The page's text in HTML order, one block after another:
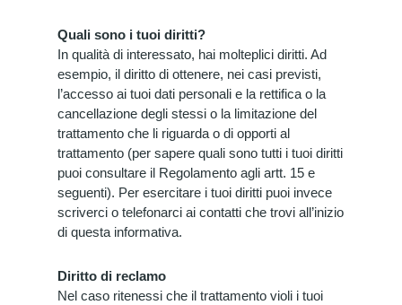
Quali sono i tuoi diritti?
In qualità di interessato, hai molteplici diritti. Ad
esempio, il diritto di ottenere, nei casi previsti,
l’accesso ai tuoi dati personali e la rettifica o la
cancellazione degli stessi o la limitazione del
trattamento che li riguarda o di opporti al
trattamento (per sapere quali sono tutti i tuoi diritti
puoi consultare il Regolamento agli artt. 15 e
seguenti). Per esercitare i tuoi diritti puoi invece
scriverci o telefonarci ai contatti che trovi all’inizio
di questa informativa.
Diritto di reclamo
Nel caso ritenessi che il trattamento violi i tuoi